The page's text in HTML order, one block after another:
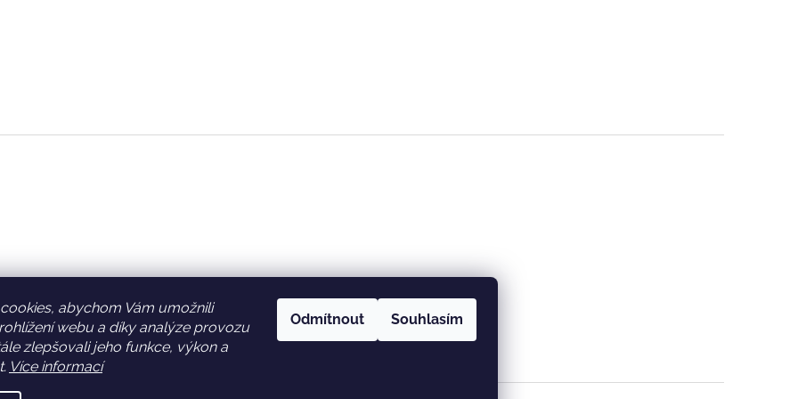
abychom Vám umožnili
webu a díky analýze provozu
zlepšovali jeho funkce, výkon a
Více informací
Odmítnout Souhlasím
Facebook Věrnostní slevy